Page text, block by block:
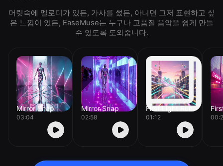
머릿속에 멜로디가 있든, 가사를 썼든, 아니면 그저 표현하고 싶
은 느낌이 있든, EaseMuse는 누구나 고품질 음악을 쉽게 만들
수 있도록 도와줍니다.
Mirror Snap
03:04
Mirror Snap
02:58
First Light Run
01:12